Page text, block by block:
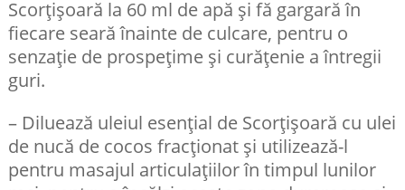
Scorțișoară la 60 ml de apă și fă gargară în
fiecare seară înainte de culcare, pentru o
senzație de prospețime și curățenie a întregii
guri.
– Diluează uleiul esențial de Scorțișoară cu ulei
de nucă de cocos fracționat și utilizează-l
pentru masajul articulațiilor în timpul lunilor